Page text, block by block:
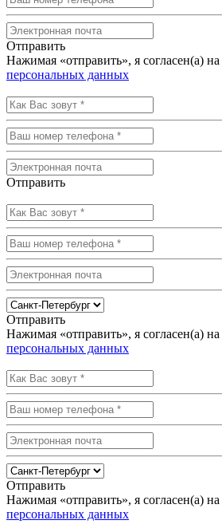
Отправить
Нажимая «отправить», я согласен(а) на
персональных данных
Отправить
Отправить
Нажимая «отправить», я согласен(а) на
персональных данных
Отправить
Нажимая «отправить», я согласен(а) на
персональных данных